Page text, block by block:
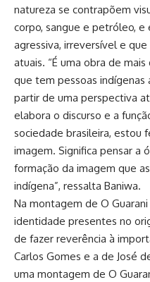
natureza se contrapõem
corpo, sangue e petróleo, e
agressiva, irreversível e
atuais. “É uma obra de
que tem pessoas
partir de uma perspectiva
elabora o discurso e a
sociedade brasileira, estou
imagem. Significa pensar a
formação da imagem que
indígena”, ressalta Baniwa.
Na montagem de O
identidade presentes no
de fazer reverência à
Carlos Gomes e a de José
uma montagem de O